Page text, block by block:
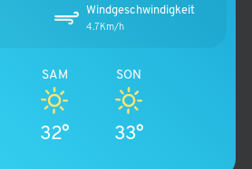
Windgeschwindigkeit
4.7Km/h
SAM
32°
SON
33°